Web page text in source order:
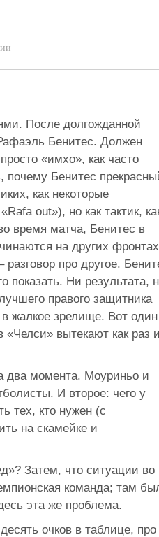
После долгожданной
Бенитес. Должен
«имхо», как часто
почему Бенитес
как некоторые
out»), но как тактик,
время матча, Бенитес в
на других фронтах
про другое.
показать. Ни результата,
правого защитника
в жалкое зрелище. Вот один
вытекают как раз
два момента. Моуриньо и
И второе: чего у
тех, кто нужен (с
на скамейке и
Затем, что ситуации во
команда; там
эта же проблема.
очков в таблице, про